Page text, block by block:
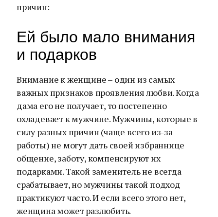
причин:
Ей было мало внимания
и подарков
Внимание к женщине – один из самых
важных признаков проявления любви. Когда
дама его не получает, то постепенно
охладевает к мужчине. Мужчины, которые в
силу разных причин (чаще всего из-за
работы) не могут дать своей избраннице
общение, заботу, компенсируют их
подарками. Такой заменитель не всегда
срабатывает, но мужчины такой подход
практикуют часто. И если всего этого нет,
женщина может разлюбить.